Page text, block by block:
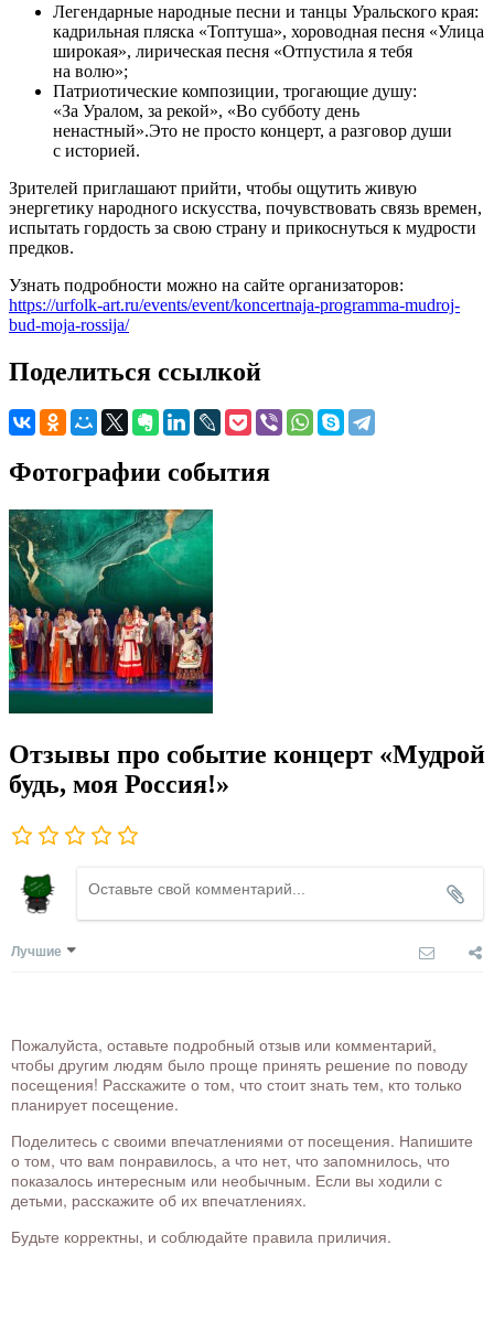
Легендарные народные песни и танцы Уральского края:
кадрильная пляска «Топтуша», хороводная песня «Улица
широкая», лирическая песня «Отпустила я тебя
на волю»;
Патриотические композиции, трогающие душу:
«За Уралом, за рекой», «Во субботу день
ненастный».Это не просто концерт, а разговор души
с историей.
Зрителей приглашают прийти, чтобы ощутить живую
энергетику народного искусства, почувствовать связь времен,
испытать гордость за свою страну и прикоснуться к мудрости
предков.
Узнать подробности можно на сайте организаторов:
https://urfolk-art.ru/events/event/koncertnaja-programma-mudroj-
bud-moja-rossija/
Поделиться ссылкой
Фотографии события
Отзывы про событие концерт «Мудрой
будь, моя Россия!»
Лучшие
Пожалуйста, оставьте подробный отзыв или комментарий,
чтобы другим людям было проще принять решение по поводу
посещения! Расскажите о том, что стоит знать тем, кто только
планирует посещение.
Поделитесь с своими впечатлениями от посещения. Напишите
о том, что вам понравилось, а что нет, что запомнилось, что
показалось интересным или необычным. Если вы ходили с
детьми, расскажите об их впечатлениях.
Будьте корректны, и соблюдайте правила приличия.